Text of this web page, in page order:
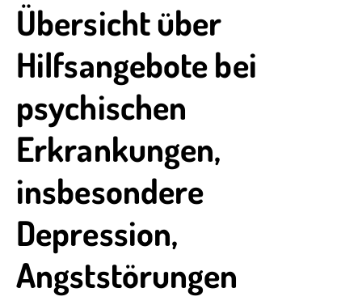
Übersicht über
Hilfsangebote bei
psychischen
Erkrankungen,
insbesondere
Depression,
Angststörungen